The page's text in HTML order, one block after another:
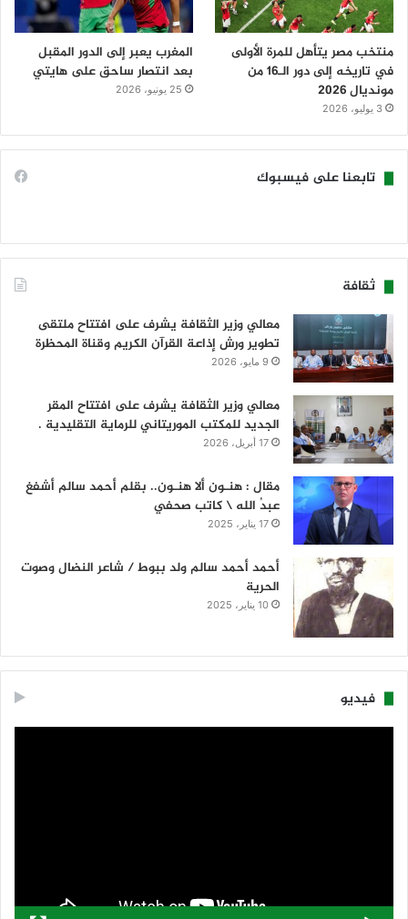
منتخب مصر يتأهل للمرة الأولى
في تاريخه إلى دور الـ16 من
مونديال 2026
3 يوليو، 2026
المغرب يعبر إلى الدور المقبل
بعد انتصار ساحق على هايتي
25 يونيو، 2026
تابعنا على فيسبوك
ثقافة
معالي وزير الثقافة يشرف على افتتاح ملتقى
تطوير ورش إذاعة القرآن الكريم وقناة المحظرة
9 مايو، 2026
معالي وزير الثقافة يشرف على افتتاح المقر
الجديد للمكتب الموريتاني للرماية التقليدية .
17 أبريل، 2026
مقال : هنـون ألا هنـون.. بقلم أحمد سالم أشفغ
عبدُ الله \ كاتب صحفي
17 يناير، 2025
أحمد أحمد سالم ولد ببوط / شاعر النضال وصوت
الحرية
10 يناير، 2025
فيديو